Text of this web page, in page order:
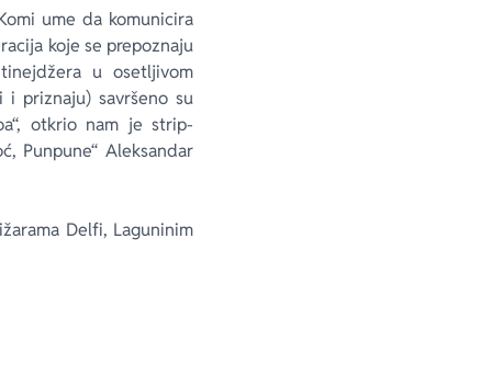
ume da komunicira
koje se prepoznaju
u osetljivom
i priznaju) savršeno su
otkrio nam je strip-
Punpune“ Aleksandar
Delfi, Laguninim